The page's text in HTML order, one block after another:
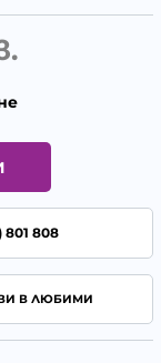
801 808
В ЛЮБИМИ